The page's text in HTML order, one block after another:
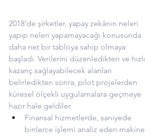
2018’de şirketler, yapay zekânın neleri
yapıp neleri yapamayacağı konusunda
daha net bir tabloya sahip olmaya
başladı. Verilerini düzenledikten ve hızlı
kazanç sağlayabilecek alanları
belirledikten sonra, pilot projelerden
küresel ölçekli uygulamalara geçmeye
hazır hale geldiler.
Finansal hizmetlerde, saniyede
binlerce işlemi analiz eden makine